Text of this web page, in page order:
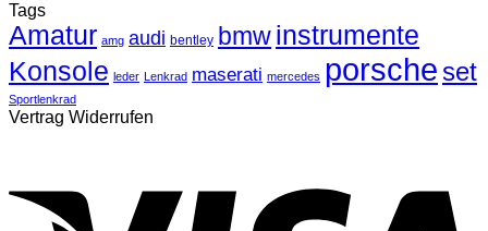
Tags
Amatur amg audi bentley bmwinstrumente
Konsole leder Lenkrad maserati mercedes porsche set
Sportlenkrad
Vertrag Widerrufen